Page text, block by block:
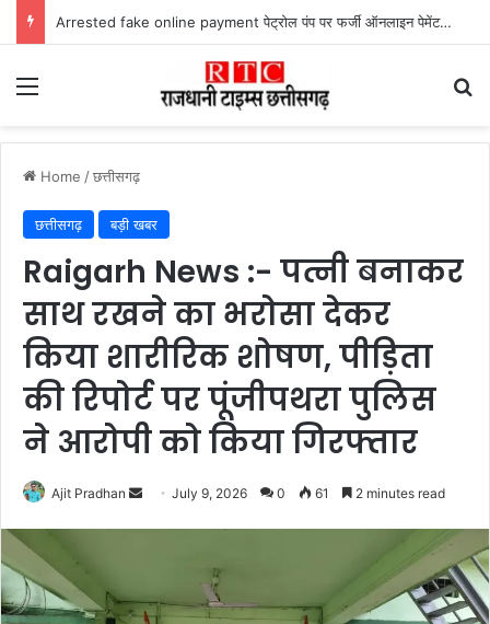
Arrested fake online payment पेट्रोल पंप पर फर्जी ऑनलाइन पेमेंट दिखाकर ठगी करने वाला युवक गिरफ्तार
Menu
Home /छत्तीसगढ़
छत्तीसगढ़ बड़ी खबर
Raigarh News :- पत्नी बनाकर
साथ रखने का भरोसा देकर
किया शारीरिक शोषण, पीड़िता
की रिपोर्ट पर पूंजीपथरा पुलिस
ने आरोपी को किया गिरफ्तार
Ajit Pradhan
SendJuly 9, 2026 0 61 2 minutes read